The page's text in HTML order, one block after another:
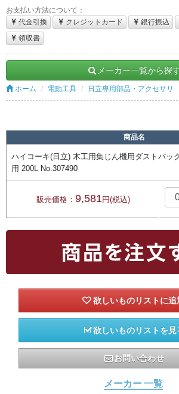
お支払い方法について：
代金引換
クレジットカード 銀行振込
領収書
メーカー一覧から探
ホーム 電動工具 日立専用部品・アクセサリ
商品名
ハイコーキ(日立) 木工用集じん機用ダストバッ
用 200L No.307490
販売価格： 9,581 円(税込)
欲しいものリストを見
お問い合わせ
メーカー 一覧